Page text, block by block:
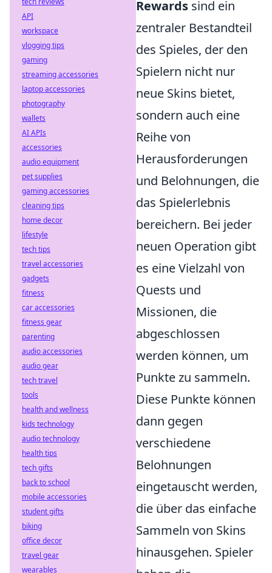
Rewards sind ein
zentraler Bestandteil
des Spieles, der den
Spielern nicht nur
neue Skins bietet,
sondern auch eine
Reihe von
Herausforderungen
und Belohnungen, die
das Spielerlebnis
bereichern. Bei jeder
neuen Operation gibt
es eine Vielzahl von
Quests und
Missionen, die
abgeschlossen
werden können, um
Punkte zu sammeln.
Diese Punkte können
dann gegen
verschiedene
Belohnungen
eingetauscht werden,
die über das einfache
Sammeln von Skins
hinausgehen. Spieler
API
workspace
vlogging tips
gaming
streaming accessories
laptop accessories
photography
wallets
AI APIs
accessories
audio equipment
pet supplies
gaming accessories
cleaning tips
home decor
lifestyle
tech tips
travel accessories
gadgets
fitness
car accessories
fitness gear
parenting
audio accessories
audio gear
tech travel
tools
health and wellness
kids technology
audio technology
health tips
tech gifts
back to school
mobile accessories
student gifts
biking
office decor
travel gear
wearables